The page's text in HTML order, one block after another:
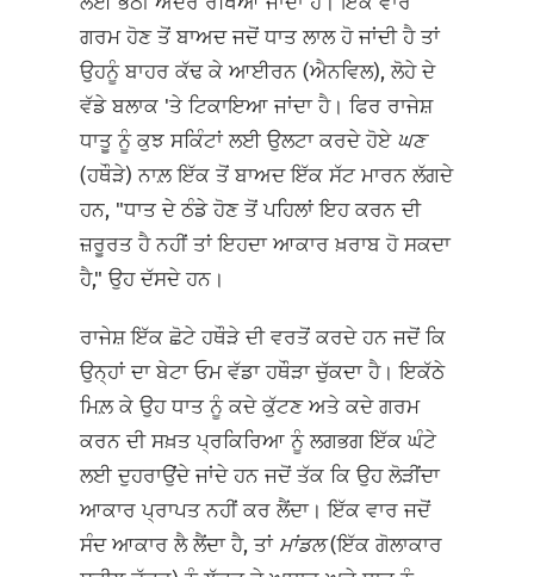
ਗਰਮ ਹੋਣ ਤੋਂ ਬਾਅਦ ਜਦੋਂ ਧਾਤ ਲਾਲ ਹੋ ਜਾਂਦੀ ਹੈ ਤਾਂ
ਉਹਨੂੰ ਬਾਹਰ ਕੱਢ ਕੇ ਆਈਰਨ (ਐਨਵਿਲ), ਲੋਹੇ ਦੇ
ਵੱਡੇ ਬਲਾਕ 'ਤੇ ਟਿਕਾਇਆ ਜਾਂਦਾ ਹੈ। ਫਿਰ ਰਾਜੇਸ਼
ਧਾਤੂ ਨੂੰ ਕੁਝ ਸਕਿੰਟਾਂ ਲਈ ਉਲਟਾ ਕਰਦੇ ਹੋਏ ਘਣ
(ਹਥੌੜੇ) ਨਾਲ਼ ਇੱਕ ਤੋਂ ਬਾਅਦ ਇੱਕ ਸੱਟ ਮਾਰਨ ਲੱਗਦੇ
ਹਨ, "ਧਾਤ ਦੇ ਠੰਡੇ ਹੋਣ ਤੋਂ ਪਹਿਲਾਂ ਇਹ ਕਰਨ ਦੀ
ਜ਼ਰੂਰਤ ਹੈ ਨਹੀਂ ਤਾਂ ਇਹਦਾ ਆਕਾਰ ਖ਼ਰਾਬ ਹੋ ਸਕਦਾ
ਹੈ," ਉਹ ਦੱਸਦੇ ਹਨ।
ਰਾਜੇਸ਼ ਇੱਕ ਛੋਟੇ ਹਥੌੜੇ ਦੀ ਵਰਤੋਂ ਕਰਦੇ ਹਨ ਜਦੋਂ ਕਿ
ਉਨ੍ਹਾਂ ਦਾ ਬੇਟਾ ਓਮ ਵੱਡਾ ਹਥੌੜਾ ਚੁੱਕਦਾ ਹੈ। ਇਕੱਠੇ
ਮਿਲ਼ ਕੇ ਉਹ ਧਾਤ ਨੂੰ ਕਦੇ ਕੁੱਟਣ ਅਤੇ ਕਦੇ ਗਰਮ
ਕਰਨ ਦੀ ਸਖ਼ਤ ਪ੍ਰਕਿਰਿਆ ਨੂੰ ਲਗਭਗ ਇੱਕ ਘੰਟੇ
ਲਈ ਦੁਹਰਾਉਂਦੇ ਜਾਂਦੇ ਹਨ ਜਦੋਂ ਤੱਕ ਕਿ ਉਹ ਲੋੜੀਂਦਾ
ਆਕਾਰ ਪ੍ਰਾਪਤ ਨਹੀਂ ਕਰ ਲੈਂਦਾ। ਇੱਕ ਵਾਰ ਜਦੋਂ
ਸੰਦ ਆਕਾਰ ਲੈ ਲੈਂਦਾ ਹੈ, ਤਾਂ ਮਾਂਡਲ(ਇੱਕ ਗੋਲਾਕਾਰ